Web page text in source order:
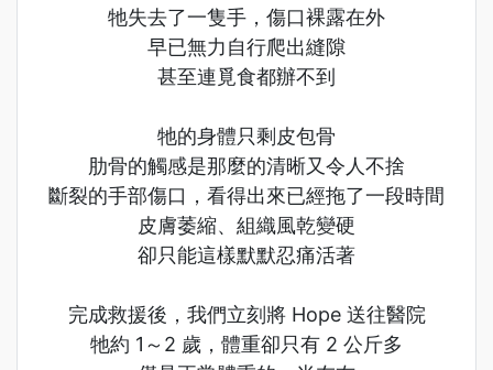
牠失去了一隻手，傷口裸露在外
早已無力自行爬出縫隙
甚至連覓食都辦不到
牠的身體只剩皮包骨
肋骨的觸感是那麼的清晰又令人不捨
斷裂的手部傷口，看得出來已經拖了一段時間
皮膚萎縮、組織風乾變硬
卻只能這樣默默忍痛活著
完成救援後，我們立刻將 Hope 送往醫院
牠約 1～2 歲，體重卻只有 2 公斤多